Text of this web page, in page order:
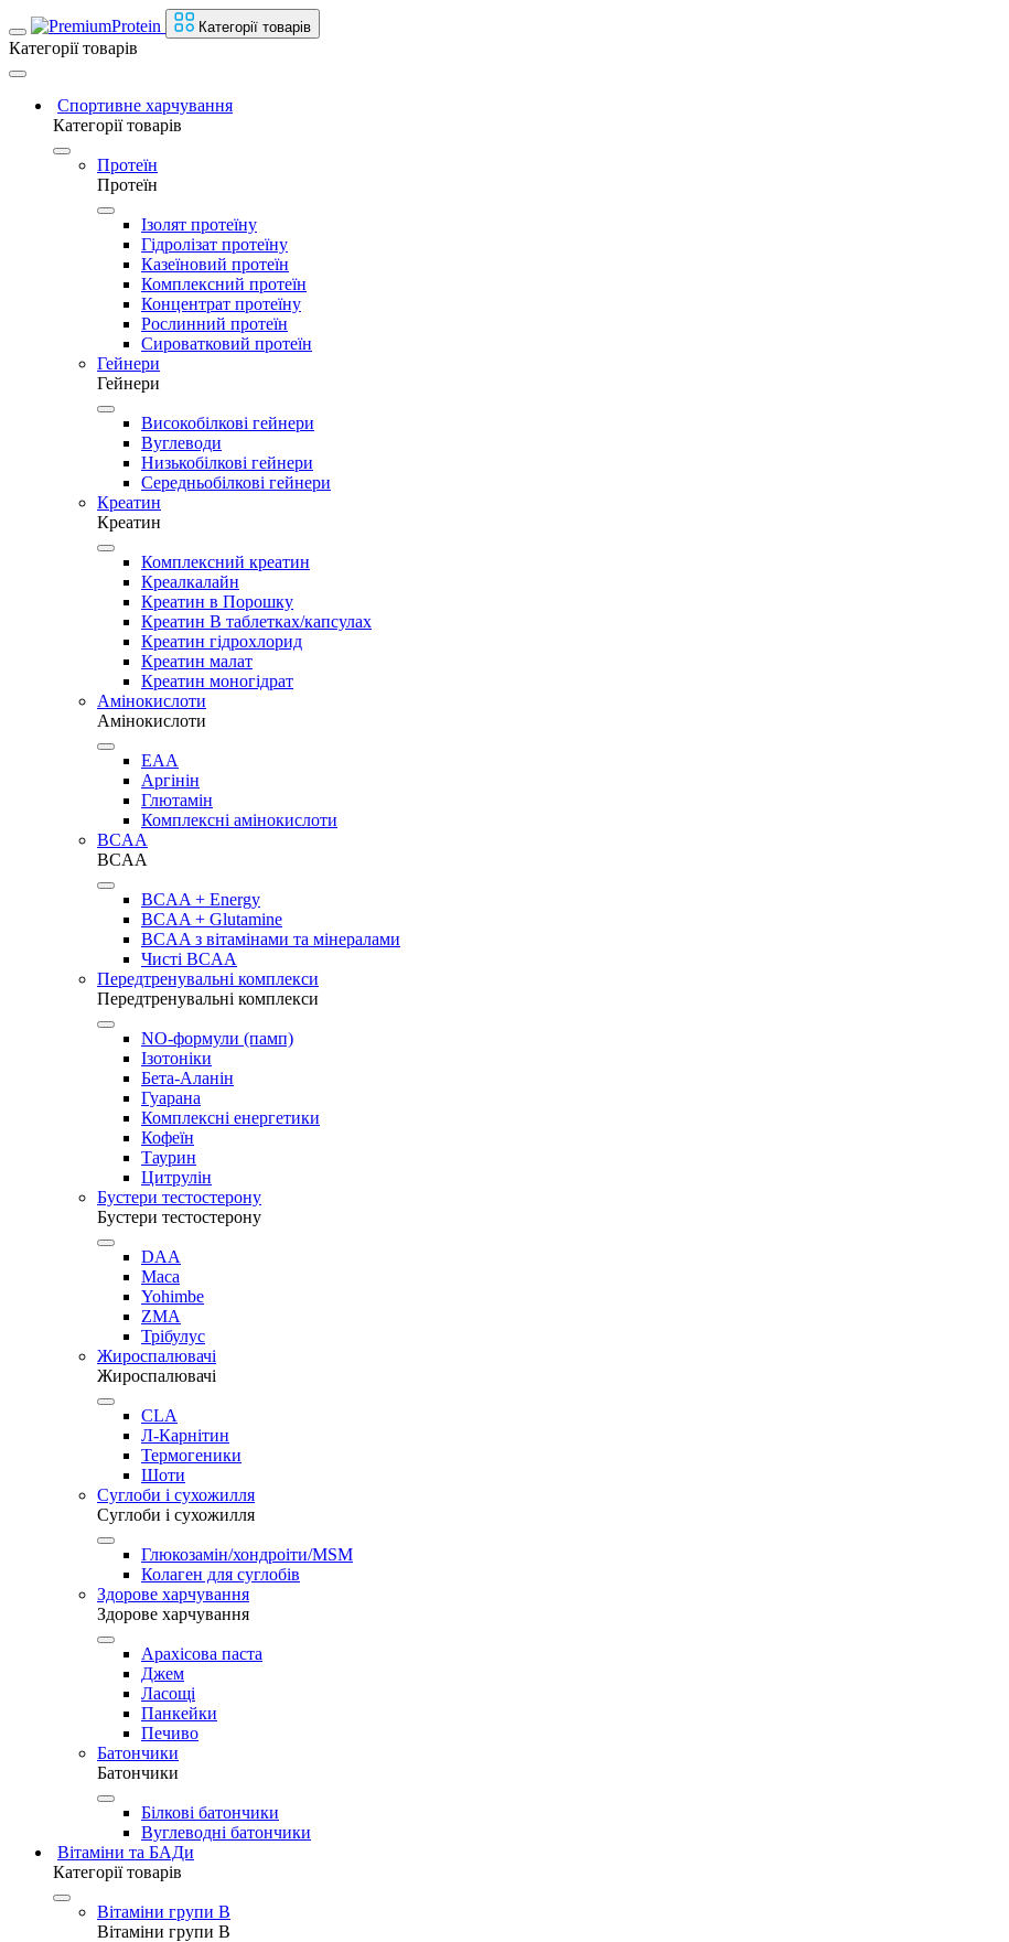
Категорії товарів
Категорії товарів
Спортивне харчування
Категорії товарів
Протеїн
Протеїн
Ізолят протеїну
Гідролізат протеїну
Казеїновий протеїн
Комплексний протеїн
Концентрат протеїну
Рослинний протеїн
Сироватковий протеїн
Гейнери
Гейнери
Високобілкові гейнери
Вуглеводи
Низькобілкові гейнери
Середньобілкові гейнери
Креатин
Креатин
Комплексний креатин
Креалкалайн
Креатин в Порошку
Креатин В таблетках/капсулах
Креатин гідрохлорид
Креатин малат
Креатин моногідрат
Амінокислоти
Амінокислоти
EAA
Аргінін
Глютамін
Комплексні амінокислоти
BCAA
BCAA
BCAA + Energy
BCAA + Glutamine
BCAA з вітамінами та мінералами
Чисті BCAA
Передтренувальні комплекси
Передтренувальні комплекси
NO-формули (памп)
Ізотоніки
Бета-Аланін
Гуарана
Комплексні енергетики
Кофеїн
Таурин
Цитрулін
Бустери тестостерону
Бустери тестостерону
DAA
Maca
Yohimbe
ZMA
Трібулус
Жироспалювачі
Жироспалювачі
CLA
Л-Карнітин
Термогеники
Шоти
Суглоби і сухожилля
Суглоби і сухожилля
Глюкозамін/хондроіти/MSM
Колаген для суглобів
Здорове харчування
Здорове харчування
Арахісова паста
Джем
Ласощі
Панкейки
Печиво
Батончики
Батончики
Білкові батончики
Вуглеводні батончики
Вітаміни та БАДи
Категорії товарів
Вітаміни групи B
Вітаміни групи B